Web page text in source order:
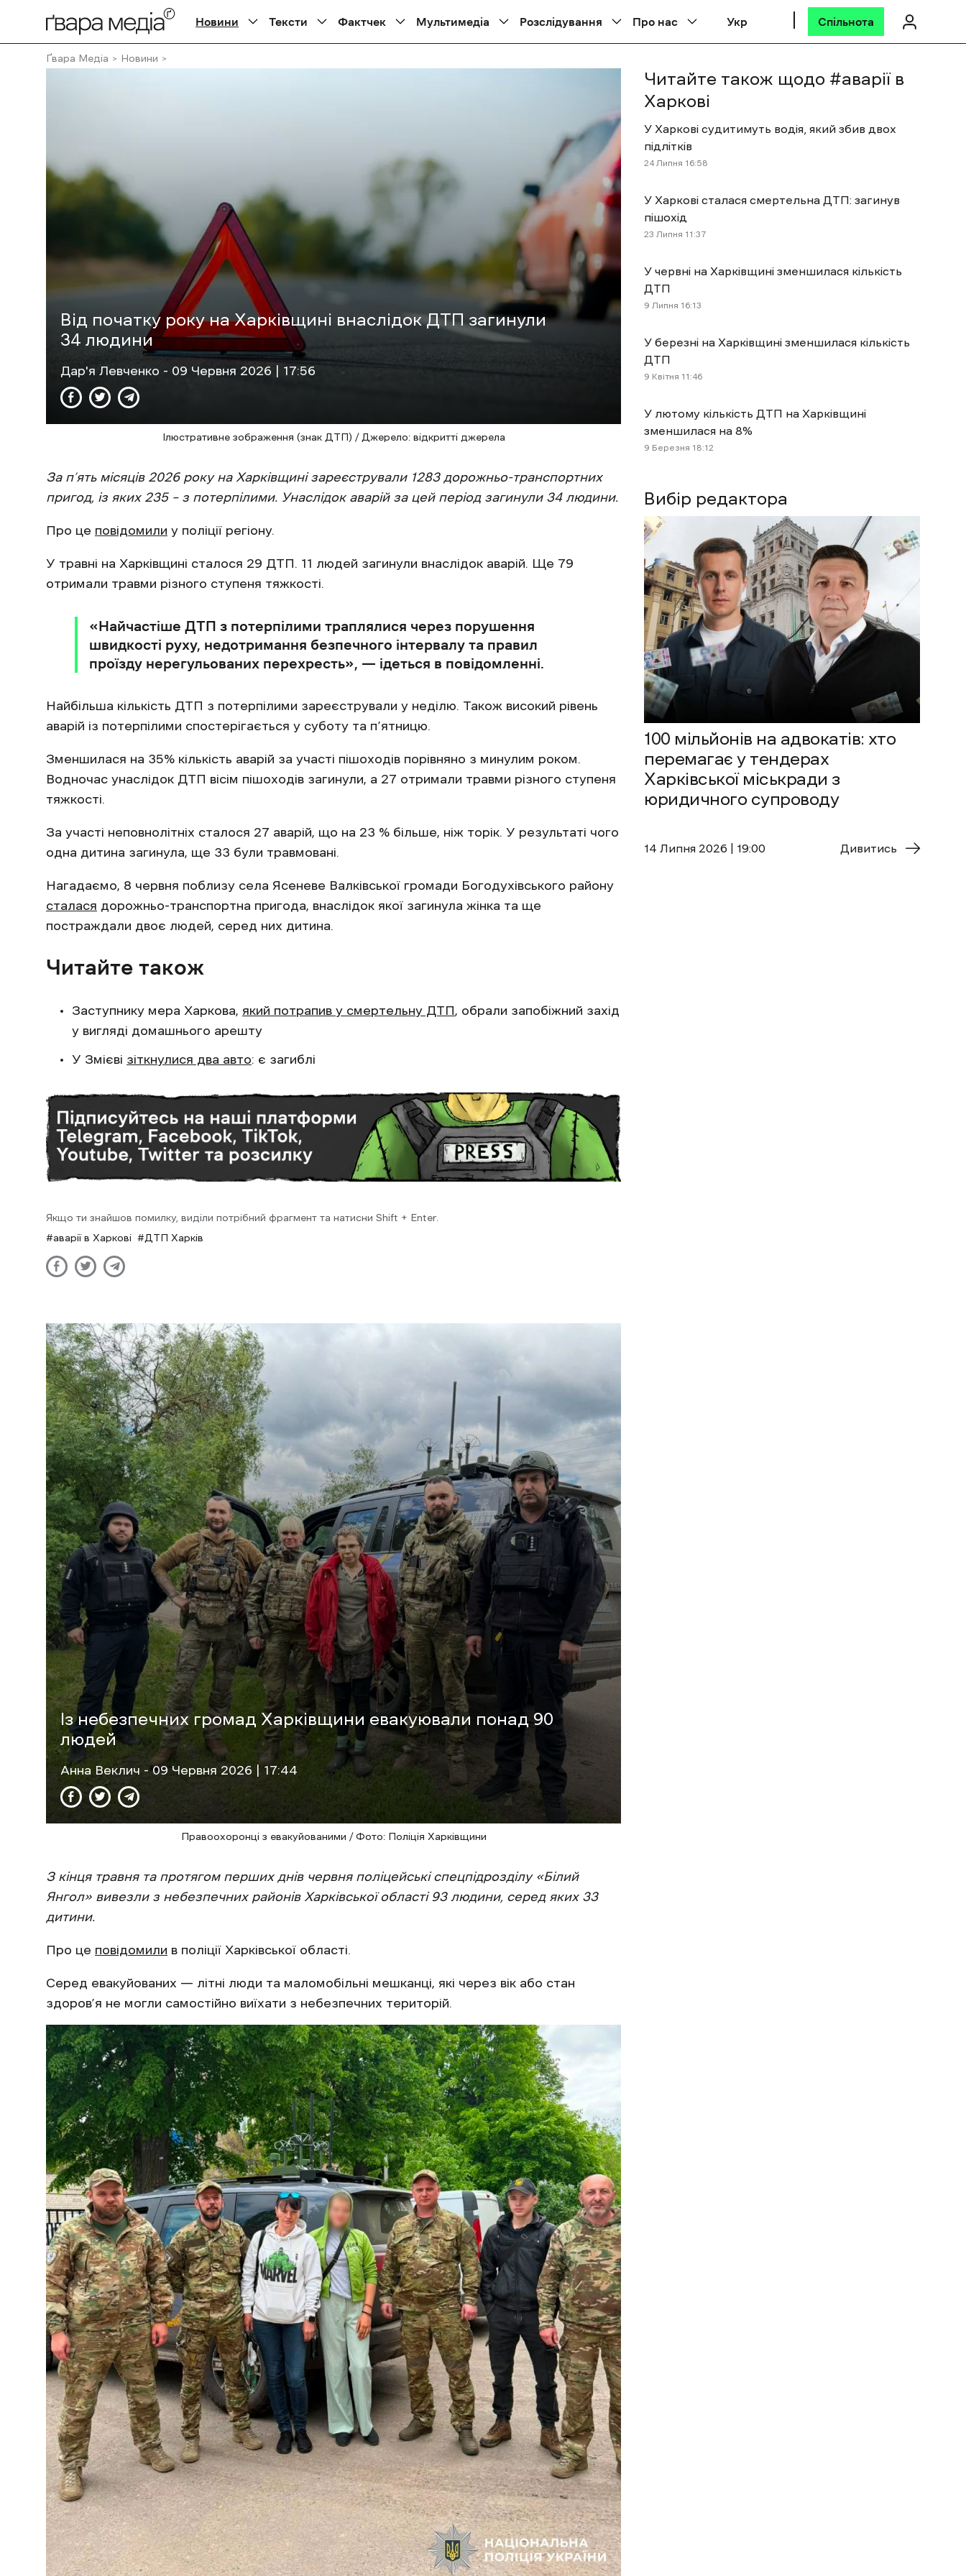
Новини Тексти Фактчек Мультимедіа Розслідування Про нас Укр Спільнота
Ґвара Медіа Новини
Від початку року на Харківщині внаслідок ДТП загинули
34 людини
Дар'я Левченко - 09 Червня 2026 | 17:56
Ілюстративне зображення (знак ДТП) / Джерело: відкритті джерела
За п’ять місяців 2026 року на Харківщині зареєстрували 1283 дорожньо-транспортних
пригод, із яких 235 – з потерпілими. Унаслідок аварій за цей період загинули 34 людини.
Про це повідомили у поліції регіону.
У травні на Харківщині сталося 29 ДТП. 11 людей загинули внаслідок аварій. Ще 79
отримали травми різного ступеня тяжкості.
«Найчастіше ДТП з потерпілими траплялися через порушення
швидкості руху, недотримання безпечного інтервалу та правил
проїзду нерегульованих перехресть», — ідеться в повідомленні.
Найбільша кількість ДТП з потерпілими зареєстрували у неділю. Також високий рівень
аварій із потерпілими спостерігається у суботу та п’ятницю.
Зменшилася на 35% кількість аварій за участі пішоходів порівняно з минулим роком.
Водночас унаслідок ДТП вісім пішоходів загинули, а 27 отримали травми різного ступеня
тяжкості.
За участі неповнолітніх сталося 27 аварій, що на 23 % більше, ніж торік. У результаті чого
одна дитина загинула, ще 33 були травмовані.
Нагадаємо, 8 червня поблизу села Ясеневе Валківської громади Богодухівського району
сталася дорожньо-транспортна пригода, внаслідок якої загинула жінка та ще
постраждали двоє людей, серед них дитина.
Читайте також
Заступнику мера Харкова, який потрапив у смертельну ДТП, обрали запобіжний захід
у вигляді домашнього арешту
У Змієві зіткнулися два авто: є загиблі
Якщо ти знайшов помилку, виділи потрібний фрагмент та натисни Shift + Enter.
аварії в Харкові
ДТП Харків
Із небезпечних громад Харківщини евакуювали понад 90
людей
Анна Веклич - 09 Червня 2026 | 17:44
Правоохоронці з евакуйованими / Фото: Поліція Харківщини
З кінця травня та протягом перших днів червня поліцейські спецпідрозділу «Білий
Янгол» вивезли з небезпечних районів Харківської області 93 людини, серед яких 33
дитини.
Про це повідомили в поліції Харківської області.
Серед евакуйованих — літні люди та маломобільні мешканці, які через вік або стан
здоров’я не могли самостійно виїхати з небезпечних територій.
Вибір редактора
100 мільйонів на адвокатів: хто
перемагає у тендерах
Харківської міськради з
юридичного супроводу
14 Липня 2026 | 19:00 Дивитись
Читайте також щодо #аварії в
Харкові
У Харкові судитимуть водія, який збив двох
підлітків
24 Липня 16:58
У Харкові сталася смертельна ДТП: загинув
пішохід
23 Липня 11:37
У червні на Харківщині зменшилася кількість
ДТП
9 Липня 16:13
У березні на Харківщині зменшилася кількість
ДТП
9 Квітня 11:46
У лютому кількість ДТП на Харківщині
зменшилася на 8%
9 Березня 18:12